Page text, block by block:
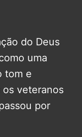
do Deus
uma
tom e
os veteranos
por